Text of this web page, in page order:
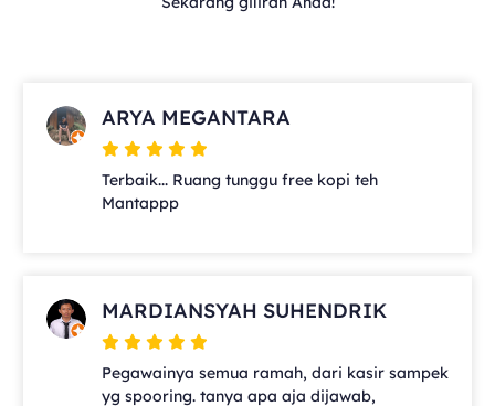
ARYA MEGANTARA
Terbaik... Ruang tunggu free kopi teh
Mantappp
MARDIANSYAH SUHENDRIK
Pegawainya semua ramah, dari kasir sampek
yg spooring. tanya apa aja dijawab,